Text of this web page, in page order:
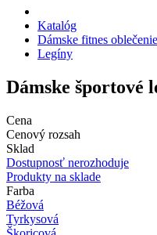
Katalóg
Dámske fitnes oblečenie
Legíny
Dámske športové
Cena
Cenový rozsah
Sklad
Dostupnosť nerozhoduje
Produkty na sklade
Farba
Béžová
Tyrkysová